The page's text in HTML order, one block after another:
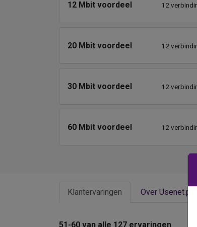
12 Mbit voordeel 12
20 Mbit voordeel 12
30 Mbit voordeel 12
60 Mbit voordeel 12
Klantervaringen Over Usenet.pro
51-60 van alle 127 ervaringen